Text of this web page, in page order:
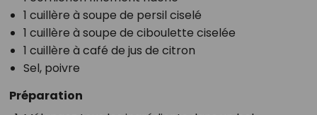
1 cuillère à soupe de persil ciselé
1 cuillère à soupe de ciboulette ciselée
1 cuillère à café de jus de citron
Sel, poivre
Préparation